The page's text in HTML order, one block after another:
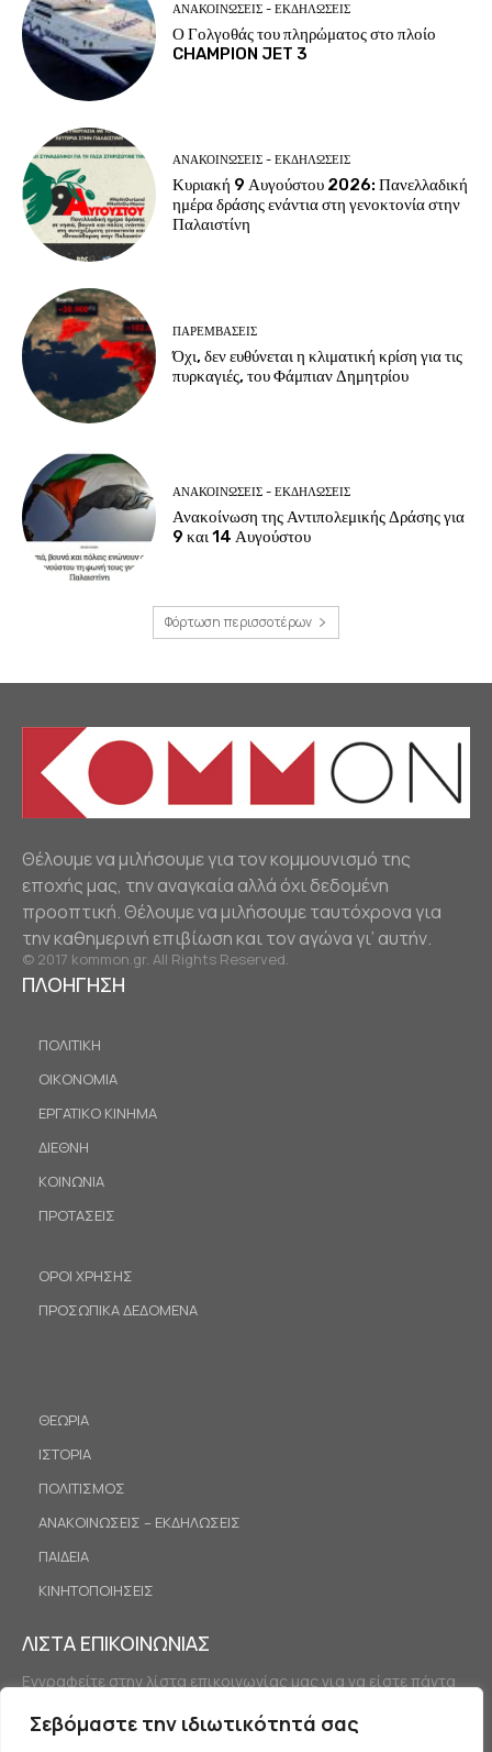
Σεβόμαστε την ιδιωτικότητά σας
ΑΝΑΚΟΙΝΩΣΕΙΣ - ΕΚΔΗΛΩΣΕΙΣ
Ο Γολγοθάς του πληρώματος στο πλοίο
CHAMPION JET 3
ΑΝΑΚΟΙΝΩΣΕΙΣ - ΕΚΔΗΛΩΣΕΙΣ
Κυριακή 9 Αυγούστου 2026: Πανελλαδική
ημέρα δράσης ενάντια στη γενοκτονία στην
Παλαιστίνη
ΠΑΡΕΜΒΑΣΕΙΣ
Όχι, δεν ευθύνεται η κλιματική κρίση για τις
πυρκαγιές, του Φάμπιαν Δημητρίου
ΑΝΑΚΟΙΝΩΣΕΙΣ - ΕΚΔΗΛΩΣΕΙΣ
Ανακοίνωση της Αντιπολεμικής Δράσης για
9 και 14 Αυγούστου
Φόρτωση περισσοτέρων
Θέλουμε να μιλήσουμε για τον κομμουνισμό της
εποχής μας, την αναγκαία αλλά όχι δεδομένη
προοπτική. Θέλουμε να μιλήσουμε ταυτόχρονα για
την καθημερινή επιβίωση και τον αγώνα γι’ αυτήν.
© 2017 kommon.gr. All Rights Reserved.
ΠΛΟΗΓΗΣΗ
ΠΟΛΙΤΙΚΗ
ΟΙΚΟΝΟΜΙΑ
ΕΡΓΑΤΙΚΟ ΚΙΝΗΜΑ
ΔΙΕΘΝΗ
ΚΟΙΝΩΝΙΑ
ΠΡΟΤΑΣΕΙΣ
ΟΡΟΙ ΧΡΗΣΗΣ
ΠΡΟΣΩΠΙΚΑ ΔΕΔΟΜΕΝΑ
ΘΕΩΡΙΑ
ΙΣΤΟΡΙΑ
ΠΟΛΙΤΙΣΜΟΣ
ΑΝΑΚΟΙΝΩΣΕΙΣ – ΕΚΔΗΛΩΣΕΙΣ
ΠΑΙΔΕΙΑ
ΚΙΝΗΤΟΠΟΙΗΣΕΙΣ
ΛΙΣΤΑ ΕΠΙΚΟΙΝΩΝΙΑΣ
Εγγραφείτε στην λίστα επικοινωνίας μας για να είστε πάντα